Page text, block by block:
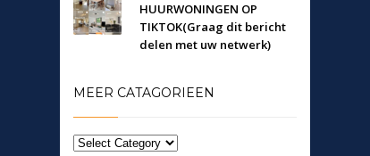
HUURWONINGEN OP
TIKTOK(Graag dit bericht
delen met uw netwerk)
MEER CATAGORIEEN